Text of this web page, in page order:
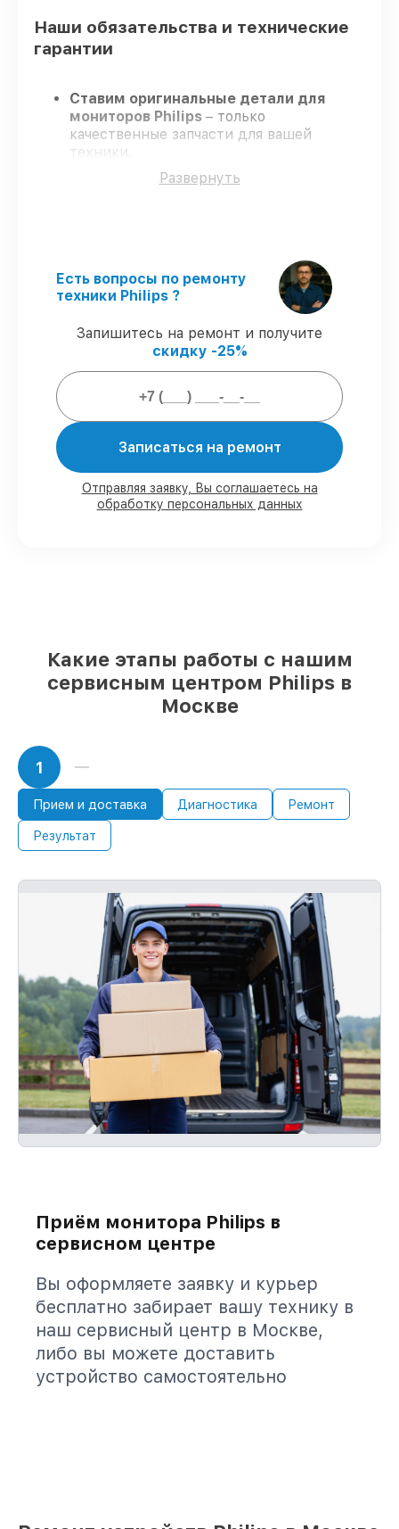
Наши обязательства и технические
гарантии
Ставим оригинальные детали для
мониторов Philips – только
качественные запчасти для вашей
техники.
Сертифицированные специалисты
проходят строгий отбор, что
Philips без бесконечных переносов.
Поддержка после ремонта – на все
услуги и детали для мониторов Philips
сопровождение.
Мы гарантируем:
ремонтов по ремонту исполняются
с возможностью присутствия владельца
90%
деталей Philips имеются в наличии в
Москве, остальные доставляются быстро
Оригинальные комплектующие Philips
Развернуть
Есть вопросы по ремонту
техники Philips ?
Запишитесь на ремонт и получите
скидку -25%
Записаться на ремонт
Отправляя заявку, Вы соглашаетесь на
обработку персональных данных
Какие этапы работы с нашим
сервисным центром Philips в
Москве
1
Прием и доставка Диагностика Ремонт
Результат
Приём монитора Philips в
сервисном центре
Вы оформляете заявку и курьер
бесплатно забирает вашу технику в
наш сервисный центр в Москве,
либо вы можете доставить
устройство самостоятельно